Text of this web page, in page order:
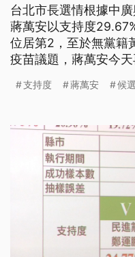
台北市長選情根據中
蔣萬安以支持度
位居第2，至於無黨籍
疫苗議題，蔣萬安今天
支持度 蔣萬安 候